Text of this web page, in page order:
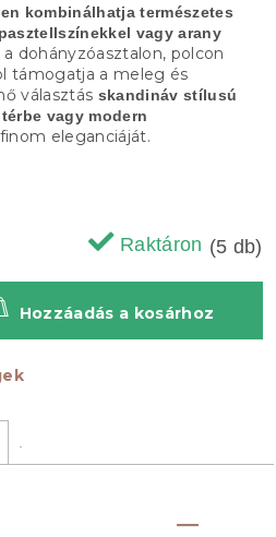
Raktáron (5 db)
Hozzáadás a kosárhoz
kombinálhatja természetes
vagy arany
dohányzóasztalon, polcon
támogatja a meleg és
választás skandináv stílusú
vagy modern
eleganciáját.